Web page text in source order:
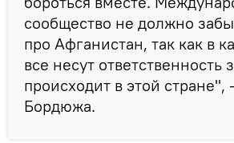
сообщество не должно
про Афганистан, так как в
все несут ответственность
происходит в этой
Бордюжа.